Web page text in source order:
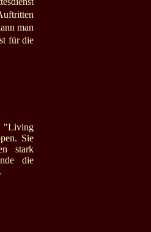
man
für die
"Living
Sie
stark
die